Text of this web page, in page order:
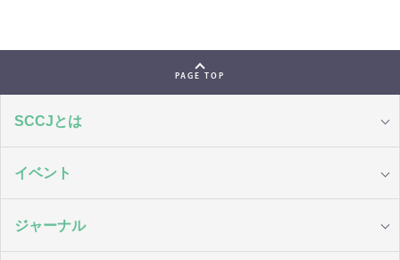
PAGE TOP
SCCJとは
イベント
ジャーナル